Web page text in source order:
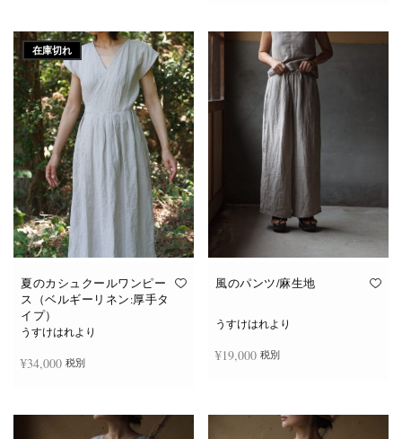
ら
選
択
で
き
ま
す
ら
選
択
で
き
ま
す
在庫切れ
夏のカシュクールワンピー
ス（ベルギーリネン:厚手タ
イプ）
うすけはれより
¥34,000 税別
風のパンツ/麻生地
うすけはれより
¥19,000 税別